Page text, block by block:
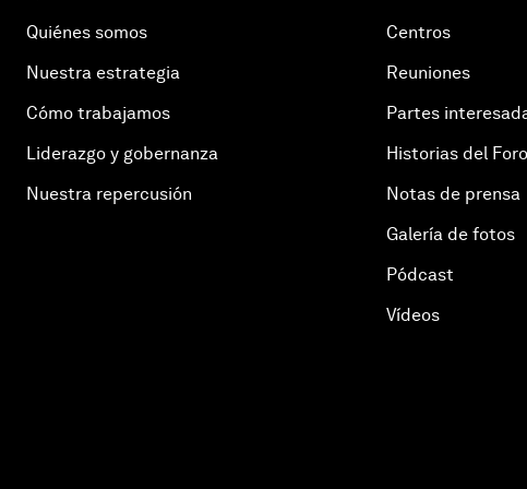
Quiénes somos
Nuestra estrategia
Cómo trabajamos
Liderazgo y gobernanza
Nuestra repercusión
Centros
Reuniones
Partes
Historias del Foro
Notas de prensa
Galería de fotos
Pódcast
Vídeos